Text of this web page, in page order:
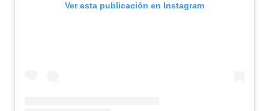
Ver esta publicación en Instagram